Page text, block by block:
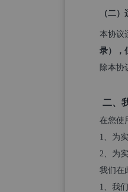
（二
本协议
录），
除本协
二、
在您使
1、为
2、为
我们在
1、我